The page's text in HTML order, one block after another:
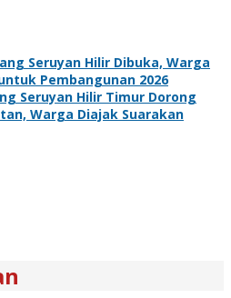
Seruyan Hilir Dibuka, Warga
Pembangunan 2026
Seruyan Hilir Timur Dorong
Warga Diajak Suarakan